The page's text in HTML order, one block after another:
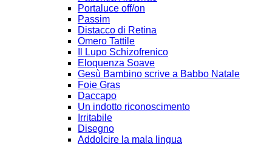
Portaluce off/on
Passim
Distacco di Retina
Omero Tattile
Il Lupo Schizofrenico
Eloquenza Soave
Gesù Bambino scrive a Babbo Natale
Foie Gras
Daccapo
Un indotto riconoscimento
Irritabile
Disegno
Addolcire la mala lingua